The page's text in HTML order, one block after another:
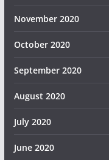
November 2020
October 2020
September 2020
August 2020
July 2020
June 2020